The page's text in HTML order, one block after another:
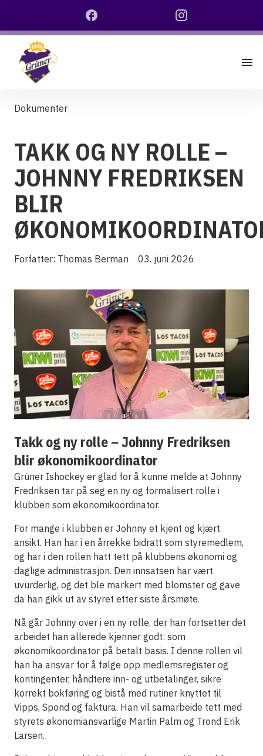
Dokumenter
TAKK OG NY ROLLE –
JOHNNY FREDRIKSEN
BLIR
Forfatter: Thomas Berman 03. juni 2026
Takk og ny rolle – Johnny Fredriksen
blir økonomikoordinator
Grüner Ishockey er glad for å kunne melde at Johnny
Fredriksen tar på seg en ny og formalisert rolle i
klubben som økonomikoordinator.
For mange i klubben er Johnny et kjent og kjært
ansikt. Han har i en årrekke bidratt som styremedlem,
og har i den rollen hatt tett på klubbens økonomi og
daglige administrasjon. Den innsatsen har vært
uvurderlig, og det ble markert med blomster og gave
da han gikk ut av styret etter siste årsmøte.
Nå går Johnny over i en ny rolle, der han fortsetter det
arbeidet han allerede kjenner godt: som
økonomikoordinator på betalt basis. I denne rollen vil
han ha ansvar for å følge opp medlemsregister og
kontingenter, håndtere inn- og utbetalinger, sikre
korrekt bokføring og bistå med rutiner knyttet til
Vipps, Spond og faktura. Han vil samarbeide tett med
styrets økonomiansvarlige Martin Palm og Trond Erik
Larsen.